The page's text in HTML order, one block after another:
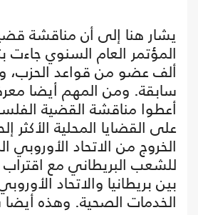
يشار هنا إلى أن مناقشة
ألف عضو من قواعد الحزب،
سابقة. ومن المهم أيضا
أعطوا مناقشة القضية
على القضايا المحلية الأكثر
الخروج من الاتحاد
للشعب البريطاني مع
بين بريطانيا والاتحاد
الخدمات الصحية. وهذه